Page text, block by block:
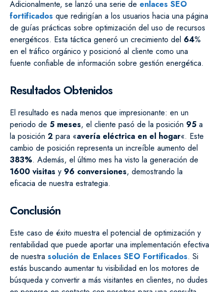
Adicionalmente, se lanzó una serie de enlaces SEO
fortificados que redirigían a los usuarios hacia una página
de guías prácticas sobre optimización del uso de recursos
energéticos. Esta táctica generó un crecimiento del 64%
en el tráfico orgánico y posicionó al cliente como una
fuente confiable de información sobre gestión energética.
Resultados Obtenidos
El resultado es nada menos que impresionante: en un
periodo de 5 meses, el cliente pasó de la posición 95 a
la posición 2 para «avería eléctrica en el hogar«. Este
cambio de posición representa un increíble aumento del
383%. Además, el último mes ha visto la generación de
1600 visitas y 96 conversiones, demostrando la
eficacia de nuestra estrategia.
Conclusión
Este caso de éxito muestra el potencial de optimización y
rentabilidad que puede aportar una implementación efectiva
de nuestra solución de Enlaces SEO Fortificados. Si
estás buscando aumentar tu visibilidad en los motores de
búsqueda y convertir a más visitantes en clientes, no dudes